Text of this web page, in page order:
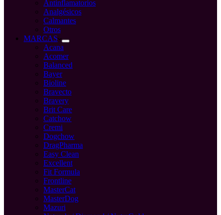
Antinflamatorios
Analgésicos
Calmantes
Otros
MARCAS
Acana
Acomer
Balanced
Bayer
Bioline
Bravecto
Bravery
Brit Care
Catchow
Cremi
Dogchow
DragPharma
Easy Clean
Excellent
Fit Formula
Frontline
MasterCat
MasterDog
Mazuri